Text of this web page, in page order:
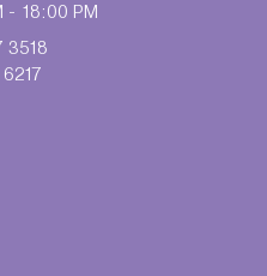
- 18:00 PM
3518